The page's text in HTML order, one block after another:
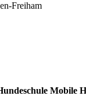
Freiham
Mobile